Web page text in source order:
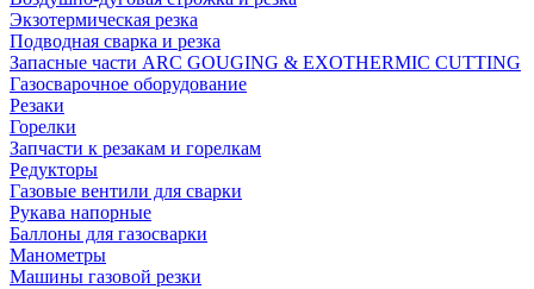
Экзотермическая резка
Подводная сварка и резка
Запасные части ARC GOUGING & EXOTHERMIC CUTTING
Газосварочное оборудование
Резаки
Горелки
Запчасти к резакам и горелкам
Редукторы
Газовые вентили для сварки
Рукава напорные
Баллоны для газосварки
Манометры
Машины газовой резки